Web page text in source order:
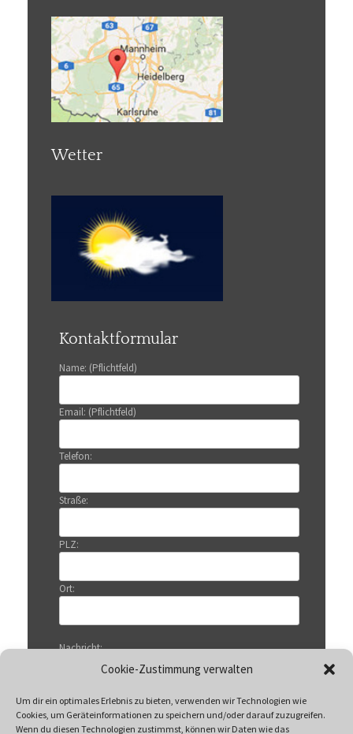
Cookie-Zustimmung verwalten
Um dir ein optimales Erlebnis zu bieten, verwenden wir Technologien wie
Cookies, um Geräteinformationen zu speichern und/oder darauf zuzugreifen.
Wenn du diesen Technologien zustimmst, können wir Daten wie das
Wetter
Kontaktformular
Name: (Pflichtfeld)
Email: (Pflichtfeld)
Telefon:
Straße:
PLZ:
Ort:
Nachricht: